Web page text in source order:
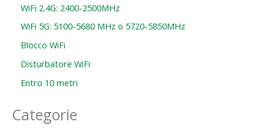
WiFi 2.4G: 2400-2500MHz
WiFi 5G: 5100-5680 MHz o 5720-5850MHz
Blocco WiFi
Disturbatore WiFi
Entro 10 metri
Categorie